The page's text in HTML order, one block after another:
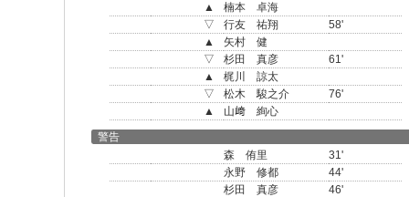
▲
楠本 卓海
▽
行友 祐翔
58'
▲
矢村 健
▽
杉田 真彦
61'
▲
梶川 諒太
▽
松木 駿之介
76'
▲
山﨑 絢心
警告
森 侑里
31'
永野 修都
44'
杉田 真彦
46'